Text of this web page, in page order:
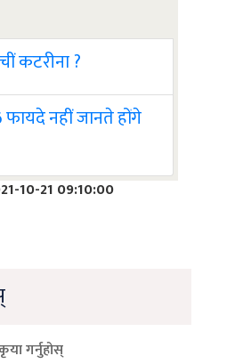
कटरीना ?
नहीं जानते होंगे
10-21 09:10:00
गर्नुहोस्